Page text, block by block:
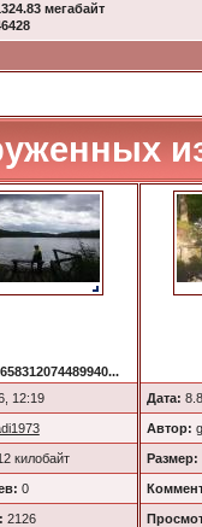
мегабайт
12:19
килобайт
0
2126
Дата:
Автор:
Размер: